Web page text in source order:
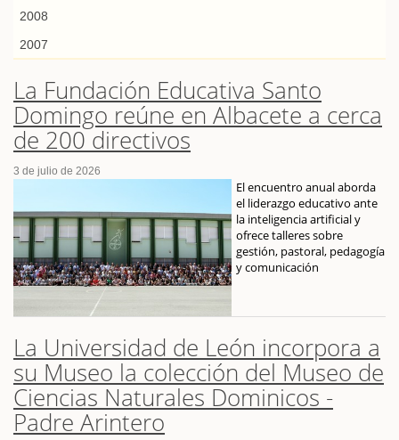
2008
2007
La Fundación Educativa Santo
Domingo reúne en Albacete a cerca
de 200 directivos
3 de julio de 2026
El encuentro anual aborda
el liderazgo educativo ante
la inteligencia artificial y
ofrece talleres sobre
gestión, pastoral, pedagogía
y comunicación
La Universidad de León incorpora a
su Museo la colección del Museo de
Ciencias Naturales Dominicos -
Padre Arintero